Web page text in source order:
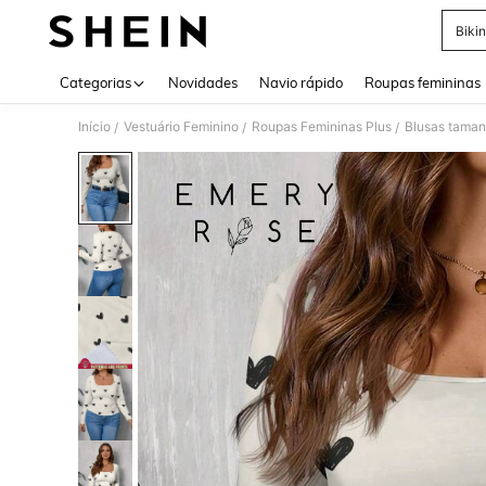
Categorias Novidades Navio rápido Roupas femininas
Início / Vestuário Feminino / Roupas Femininas Plus / Blusas